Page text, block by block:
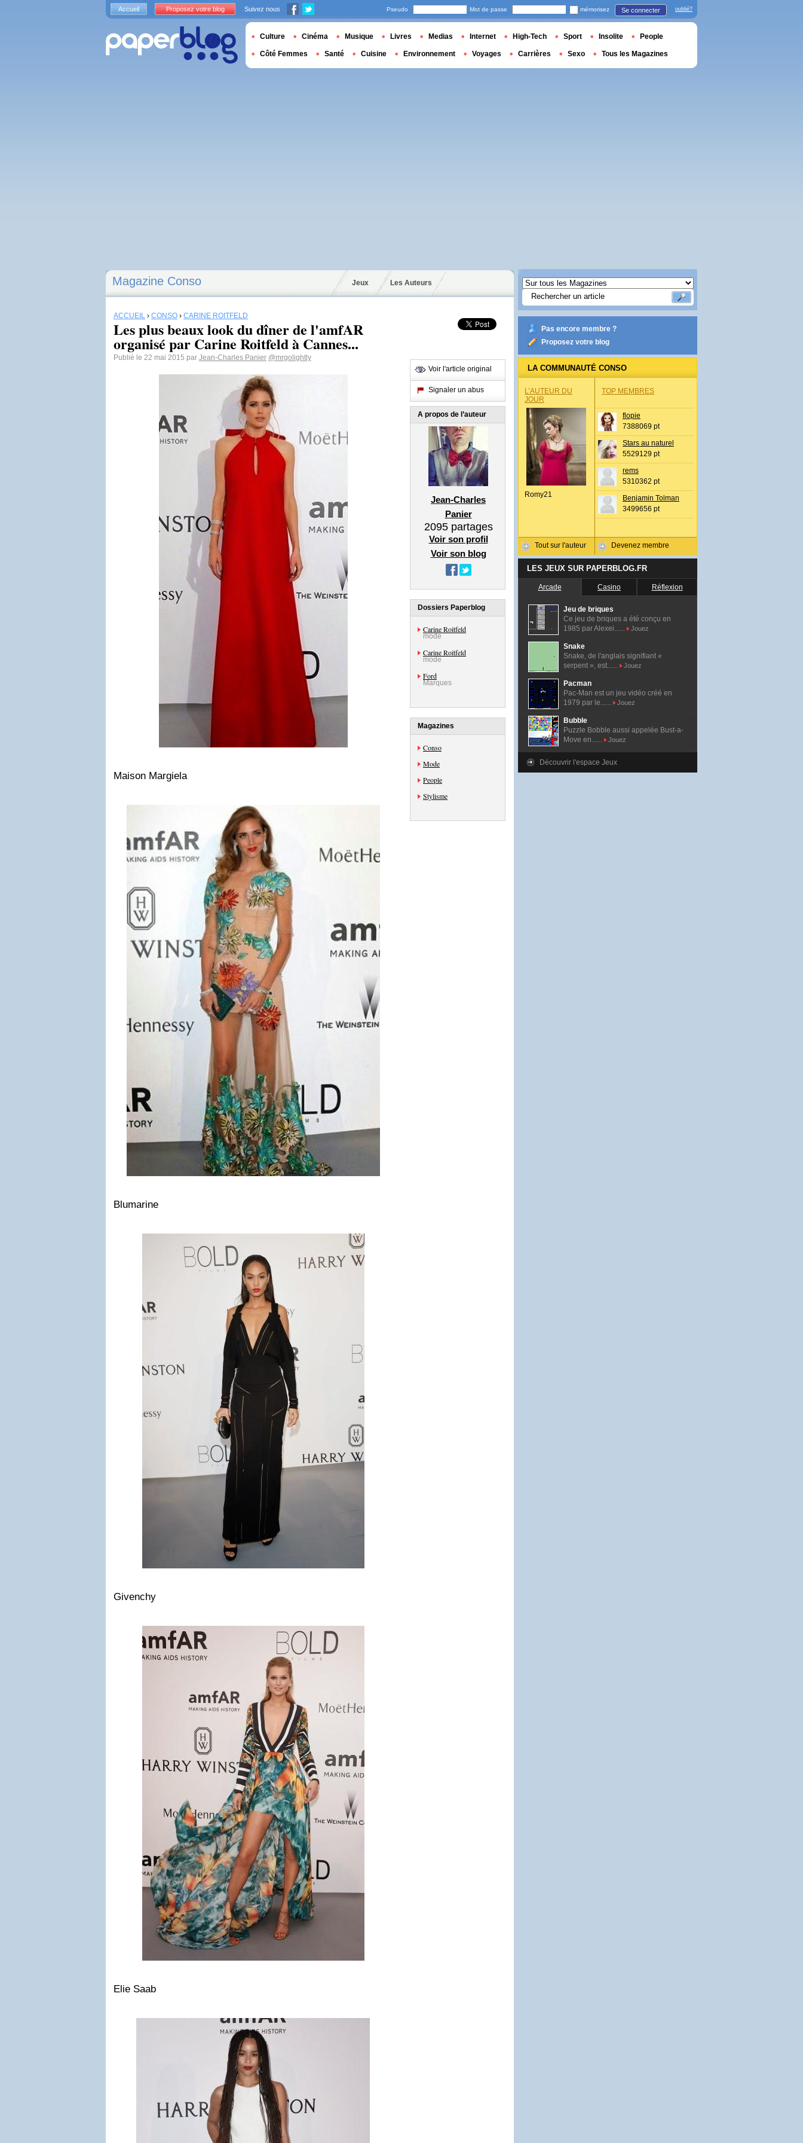
Magazine Conso Jeux Les Auteurs
ACCUEIL › CONSO › CARINE ROITFELD
Les plus beaux look du dîner de l'amfAR
organisé par Carine Roitfeld à Cannes...
Publié le 22 mai 2015 par Jean-Charles Panier @mrgolightly
Maison Margiela
Blumarine
Givenchy
Elie Saab
Voir l'article original
Signaler un abus
A propos de l’auteur
Jean-Charles
Panier
2095partages
Voir son profil
Voir son blog
Dossiers Paperblog
Carine Roitfeld
mode
Carine Roitfeld
mode
Ford
Marques
Magazines
Conso
Mode
People
Stylisme
Pas encore membre ?
Proposez votre blog
LA COMMUNAUTÉ CONSO
L’AUTEUR DU
JOUR
Romy21
Tout sur l'auteur
TOP MEMBRES
flopie
7388069 pt
Stars au naturel
5529129 pt
rems
5310362 pt
Benjamin Tolman
3499656 pt
Devenez membre
LES JEUX SUR PAPERBLOG.FR
Arcade Casino Réflexion
Jeu de briques
Ce jeu de briques a été conçu en
1985 par Alexei......
Jouez
Snake
Snake, de l'anglais signifiant «
serpent », est......
Jouez
Pacman
Pac-Man est un jeu vidéo créé en
1979 par le......
Jouez
Bubble
Puzzle Bobble aussi appelée Bust-a-
Move en......
Jouez
Découvrir l'espace Jeux
Accueil Proposez votre blog Suivez nous Pseudo Mot de passe mémorisez Se connecter oublié?
Culture Cinéma Musique Livres Medias Internet High-Tech Sport Insolite People
Côté Femmes Santé Cuisine Environnement Voyages Carrières Sexo Tous les Magazines